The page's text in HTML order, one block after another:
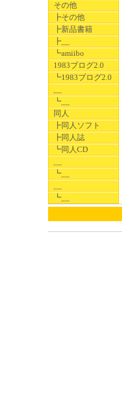
その他
┣その他
┣新品書籍
┣__
┗amiibo
1983ブログ2.0
┗1983ブログ2.0
┗__
同人
┣同人ソフト
┣同人誌
┗同人CD
┗__
┗__